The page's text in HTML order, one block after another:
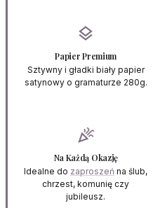
layers
Papier Premium
Sztywny i gładki biały papier
satynowy o gramaturze 280g.
celebration
Na Każdą Okazję
Idealne do zaproszeń na ślub,
chrzest, komunię czy
jubileusz.